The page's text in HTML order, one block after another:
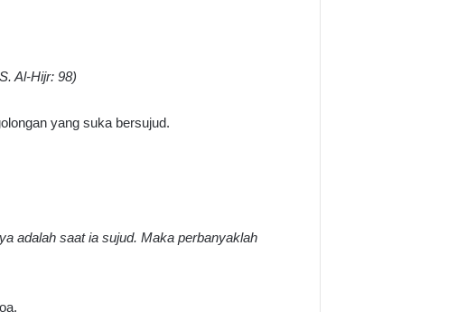
Al-Hijr: 98)
yang suka bersujud.
adalah saat ia sujud. Maka perbanyaklah